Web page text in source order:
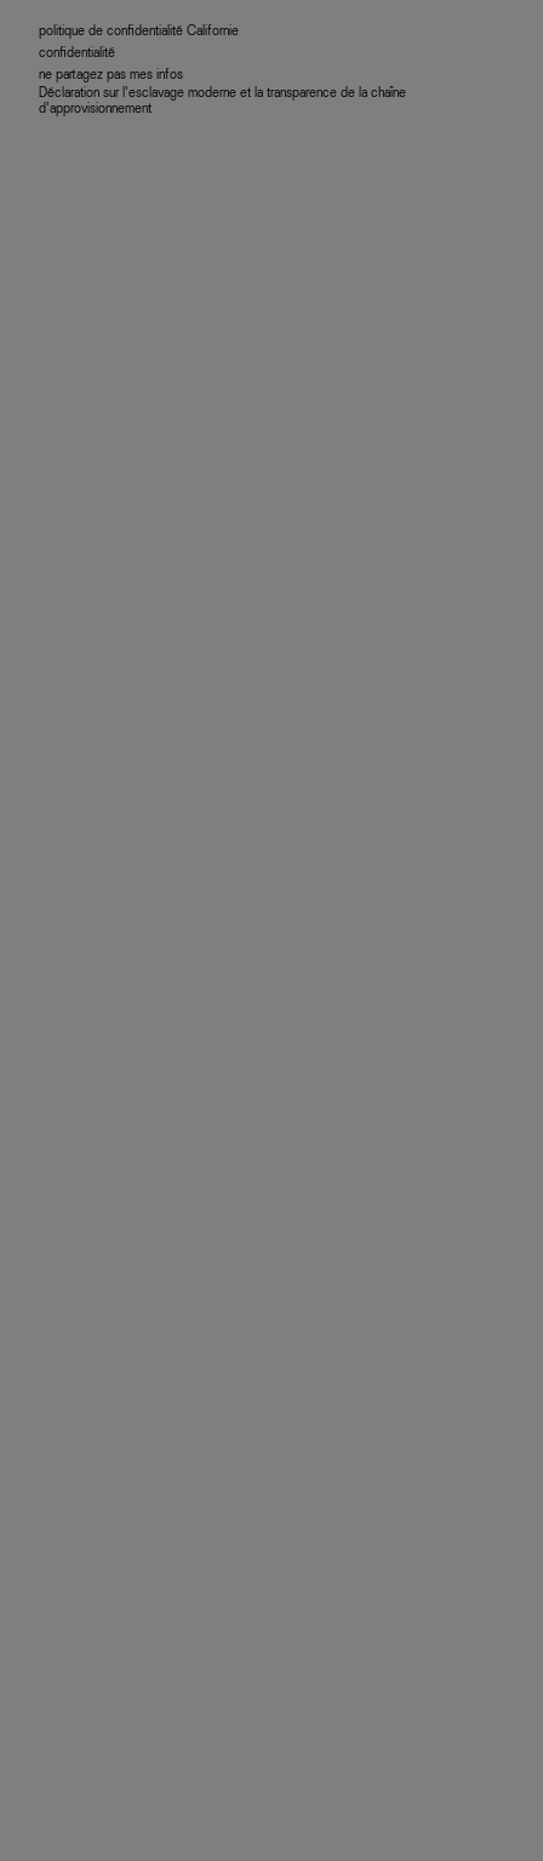
politique de confidentialité Californie
confidentialité
ne partagez pas mes infos
Déclaration sur l’esclavage moderne et la transparence de la chaîne
d’approvisionnement